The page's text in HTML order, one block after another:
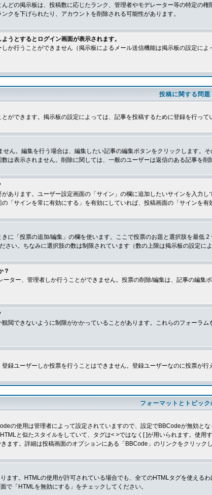
どの掲示板は、投稿数に応じたランク、管理者やモデレーター等の特定の
クを下げられたり、アカウントを削除される可能性があります。
うとするとログイン画面が表示されます。
か行うことができません（掲示板によるメール送信機能は掲示板の設定に
投稿に関する問題
ができます。掲示板の設定によっては、記事を投稿するために登録を行っ
ん。編集を行う場合は、編集したい記事の編集ボタンをクリックします
は表示されません。削除に関しては、一般のユーザーは返信のある記事を削
あります。ユーザー設定画面の「サイン」の欄に追加したいサインを入力
「サインを常に有効にする」を有効にしていれば、投稿画面の「サインを
に「投票の追加/編集」の欄を使います。ここで投票のお題と選択肢を最
さい。ちなみに選択肢の数は制限されています（数の上限は掲示板の設定によ
？
ター、管理者しか行うことができません。投票の削除/編集は、記事の編
閲できないように制限がかかっていることがあります。これらのフォーラ
録ユーザーしか投票を行うことはできません。登録ユーザーなのに投票が
フォーマットとトピック
の使用は管理者によって設定されていますので、設定でBBCodeが無効
と似たスタイルをしていて、タグは< >ではなく[ ]が用いられます。使
ます。詳細は投稿画面のオプションにある「BBCode」のリンクをクリックし
ます。HTMLの使用が許可されている場合でも、全てのHTMLタグを使え
で「HTMLを無効にする」をチェックしてください。